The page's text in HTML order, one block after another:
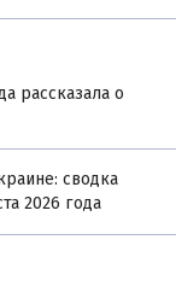
рассказала о
сводка
2026 года